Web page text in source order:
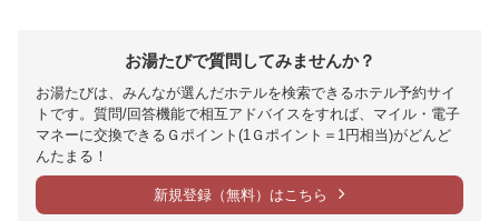
お湯たびで質問してみませんか？
お湯たびは、みんなが選んだホテルを検索できるホテル予約サイ
トです。質問/回答機能で相互アドバイスをすれば、マイル・電子
マネーに交換できるＧポイント(1Ｇポイント＝1円相当)がどんど
んたまる！
新規登録（無料）はこちら